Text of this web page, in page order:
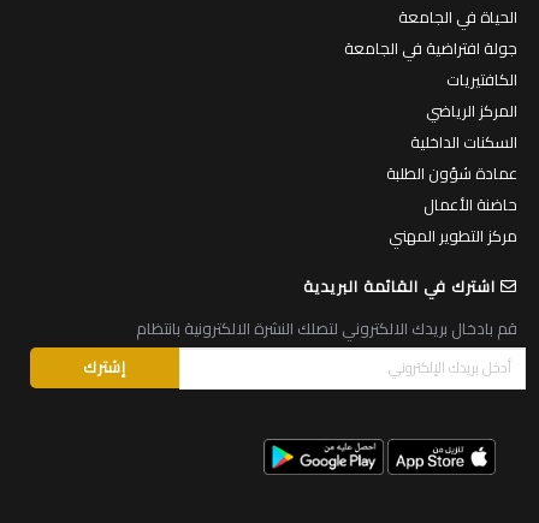
الحياة في الجامعة
جولة افتراضية في الجامعة
الكافتيريات
المركز الرياضي
السكنات الداخلية
عمادة شؤون الطلبة
حاضنة الأعمال
مركز التطوير المهني
اشترك في القائمة البريدية
قم بادخال بريدك الالكتروني لتصلك النشرة الالكترونية بانتظام